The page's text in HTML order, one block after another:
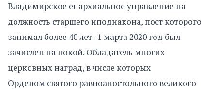
Владимирское епархиальное управление на
должность старшего иподиакона, пост которого
занимал более 40 лет. 1 марта 2020 год был
зачислен на покой. Обладатель многих
церковных наград, в числе которых
Орденом святого равноапостольного великого